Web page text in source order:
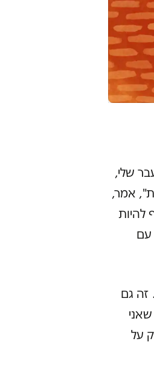
שלי,
אמר,
להיות
עם
זה גם
על